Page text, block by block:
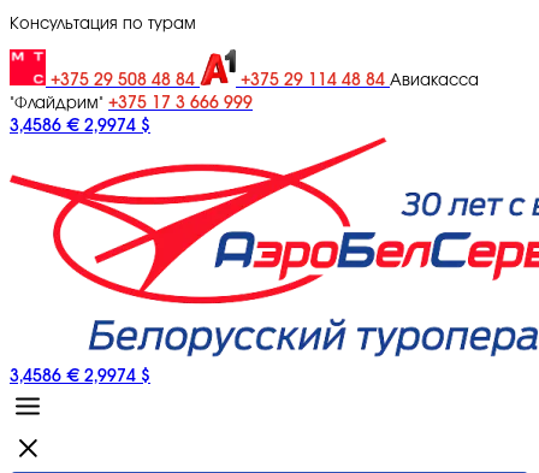
Консультация по турам
+375 29 508 48 84 +375 29 114 48 84 Авиакасса
"Флайдрим" +375 17 3 666 999
3,4586 € 2,9974 $
3,4586 € 2,9974 $